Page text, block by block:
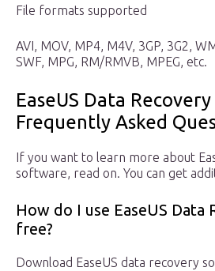
File formats supported
AVI, MOV, MP4, M4V, 3GP, 3G2,
SWF, MPG, RM/RMVB, MPEG, etc.
EaseUS Data
Frequently Asked
If you want to learn more about
software, read on. You can get
How do I use EaseUS Data
free?
Download EaseUS data recovery